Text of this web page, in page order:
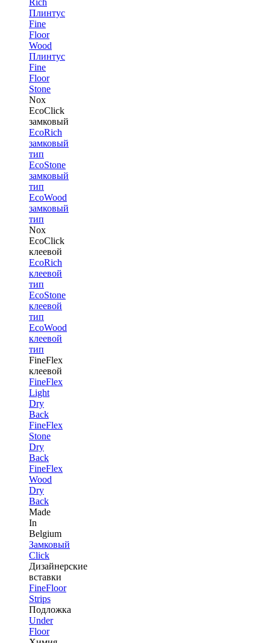
Rich
Плинтус
Fine
Floor
Wood
Плинтус
Fine
Floor
Stone
Nox
EcoClick
замковый
EcoRich
замковый
тип
EcoStone
замковый
тип
EcoWood
замковый
тип
Nox
EcoClick
клеевой
EcoRich
клеевой
тип
EcoStone
клеевой
тип
EcoWood
клеевой
тип
FineFlex
клеевой
FineFlex
Light
Dry
Back
FineFlex
Stone
Dry
Back
FineFlex
Wood
Dry
Back
Made
In
Belgium
Замковый
Click
Дизайнерские
вставки
FineFloor
Strips
Подложка
Under
Floor